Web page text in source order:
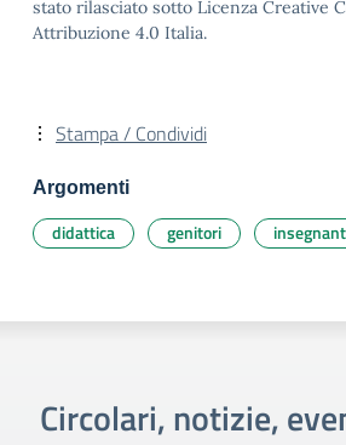
stato rilasciato sotto Licenza Creative
Attribuzione 4.0 Italia.
Stampa / Condividi
Argomenti
didattica genitori
Circolari, notizie,